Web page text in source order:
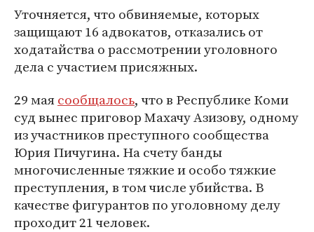
Уточняется, что обвиняемые, которых
защищают 16 адвокатов, отказались от
ходатайства о рассмотрении уголовного
дела с участием присяжных.
29 маясообщалось, что в Республике Коми
суд вынес приговор Махачу Азизову, одному
из участников преступного сообщества
Юрия Пичугина. На счету банды
многочисленные тяжкие и особо тяжкие
преступления, в том числе убийства. В
качестве фигурантов по уголовному делу
проходит 21 человек.